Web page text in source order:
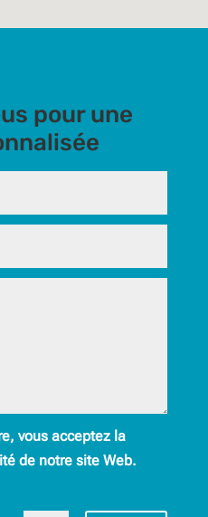
pour une
vous acceptez la
de notre site Web.